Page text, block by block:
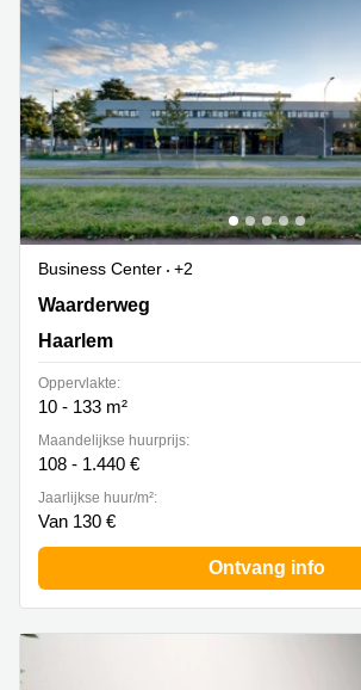
Business Center
+2
Waarderweg 52A, Haarlem
Waarderweg
Haarlem
Oppervlakte:
10 - 133 m²
Maandelijkse huurprijs:
108 - 1.440 €
Jaarlijkse huur/m²:
Van 130 €
Ontvang info